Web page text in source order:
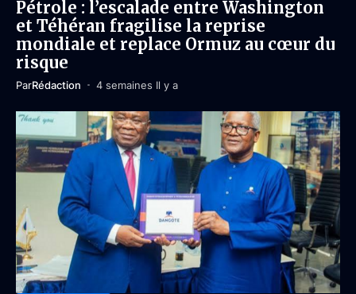
Pétrole : l’escalade entre Washington
et Téhéran fragilise la reprise
mondiale et replace Ormuz au cœur du
risque
ParRédaction 4 semaines Il y a